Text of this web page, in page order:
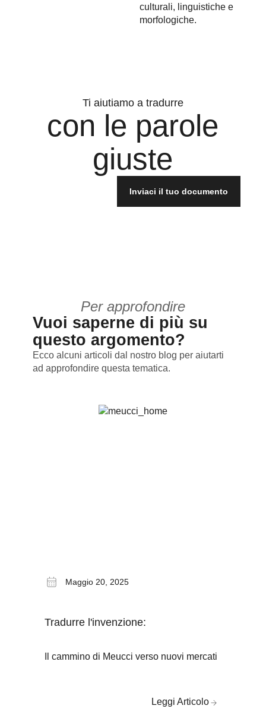
culturali, linguistiche e
morfologiche.
Ti aiutiamo a tradurre
con le parole
giuste
Inviaci il tuo documento
Per approfondire
Vuoi saperne di più su
questo argomento?
Ecco alcuni articoli dal nostro blog per aiutarti
ad approfondire questa tematica.
Maggio 20, 2025
Tradurre l'invenzione:
Il cammino di Meucci verso nuovi mercati
Leggi Articolo